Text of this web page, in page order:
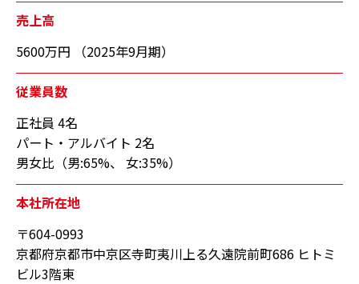
売上高
5600万円 （2025年9月期）
従業員数
正社員 4名
パート・アルバイト 2名
男女比（男:65%、 女:35%）
本社所在地
〒604-0993
京都府京都市中京区寺町夷川上る久遠院前町686 ヒトミ
ビル3階東